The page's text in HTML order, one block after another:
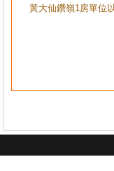
黃大仙鑽嶺1房單位